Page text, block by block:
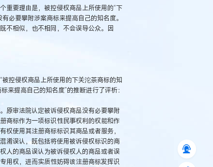
重要理由是，被控侵权商品上所使用的“下
必要攀附涉案商标来提高自己的知名度。
不相似，也不相同，不会误导公众。因
控侵权商品上所使用的下关沱茶商标的知
来提高自己的知名度”的推断进行了评析：
原审法院认定被诉侵权商品没有必要攀附
商标作为一项标识性民事权利的权能和作
使用其注册商标标识其商品或者服务，
淆误认，既包括将使用被诉侵权标识的商
人的商品误认为被诉侵权人的商品或者误
用权，进而实质性妨碍该注册商标发挥识